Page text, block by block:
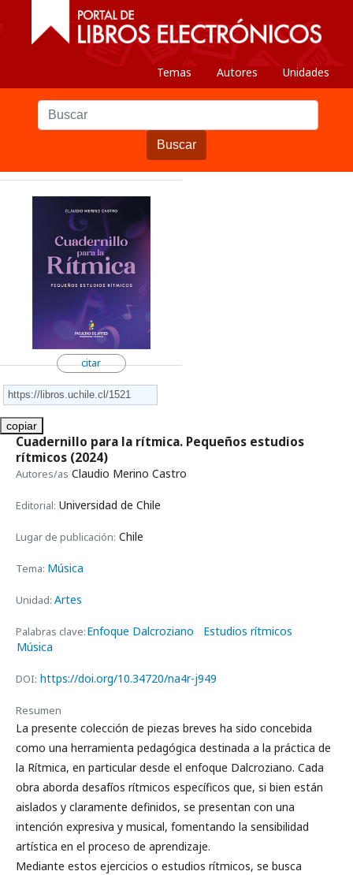
Temas Autores Unidades
Buscar
citar
copiar
Cuadernillo para la rítmica. Pequeños estudios
rítmicos (2024)
Autores/as Claudio Merino Castro
Editorial: Universidad de Chile
Lugar de publicación: Chile
Tema: Música
Unidad: Artes
Palabras clave:Enfoque Dalcroziano
Estudios rítmicos
Música
DOI: https://doi.org/10.34720/na4r-j949
Resumen
La presente colección de piezas breves ha sido concebida
como una herramienta pedagógica destinada a la práctica de
la Rítmica, en particular desde el enfoque Dalcroziano. Cada
obra aborda desafíos rítmicos específicos que, si bien están
aislados y claramente definidos, se presentan con una
intención expresiva y musical, fomentando la sensibilidad
artística en el proceso de aprendizaje.
Mediante estos ejercicios o estudios rítmicos, se busca